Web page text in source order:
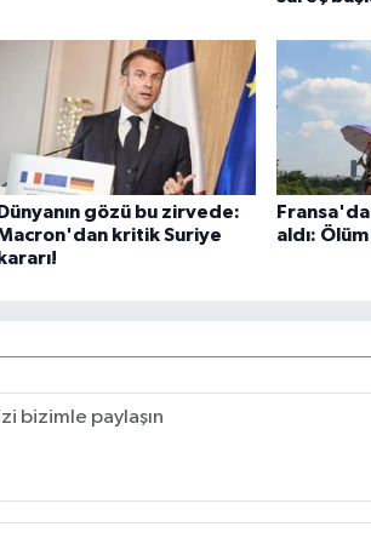
Dünyanın gözü bu zirvede:
kritik Suriye
kararı!
aldı: